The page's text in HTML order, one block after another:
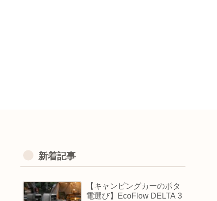
新着記事
【キャンピングカーのポタ
電選び】EcoFlow DELTA 3